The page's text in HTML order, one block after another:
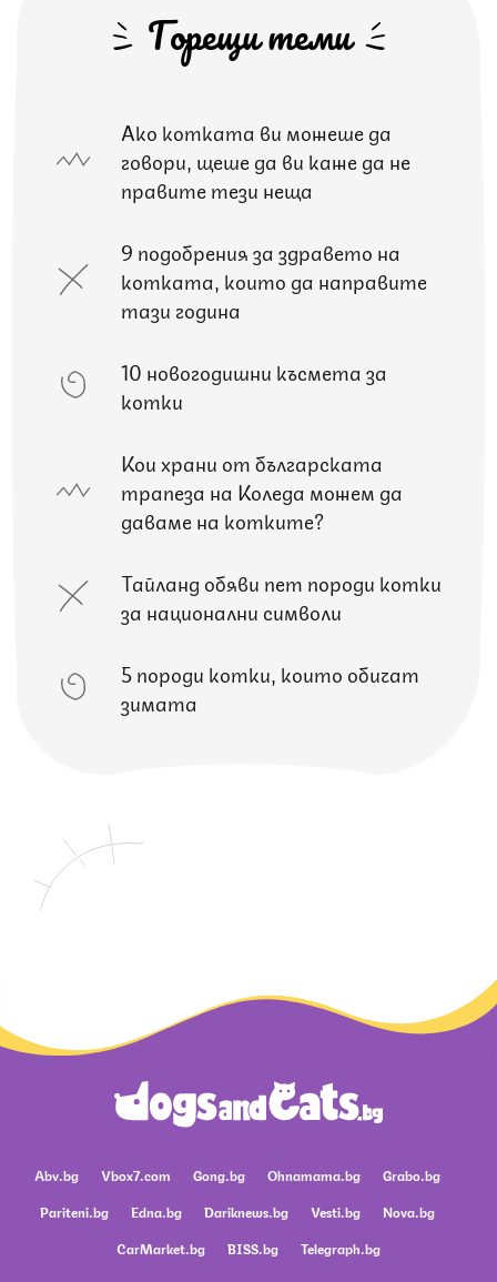
Горещи теми
Ако котката ви можеше да
говори, щеше да ви каже да не
правите тези неща
9 подобрения за здравето на
котката, които да направите
тази година
10 новогодишни късмета за
котки
Кои храни от българската
трапеза на Коледа можем да
даваме на котките?
Тайланд обяви пет породи котки
за национални символи
5 породи котки, които обичат
зимата
Abv.bg Vbox7.com Gong.bg Ohnamama.bg
Grabo.bg
Pariteni.bg
Edna.bg Dariknews.bg Vesti.bg
Nova.bg
CarMarket.bg
BISS.bg Telegraph.bg